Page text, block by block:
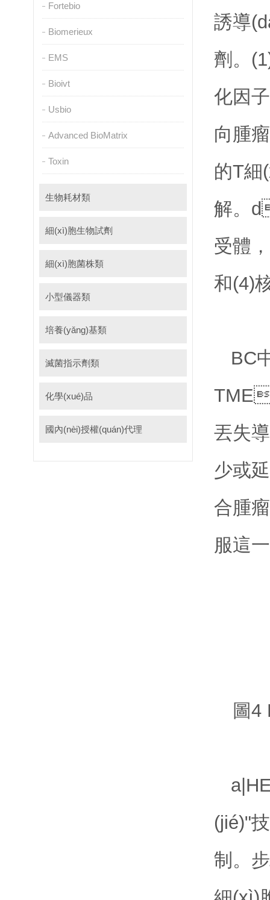
Fortebio
Biomerieux
EMS
Bioivt
Usbio
Advanced BioMatrix
Toxin
生物耗材類
細(xì)胞生物試劑
細(xì)胞菌株類
小型儀器類
培養(yǎng)基類
滅菌指示劑類
化學(xué)品
國內(nèi)授權(quán)代理
誘導
劑。
化因
向腫
的T細
解
受體
和(4)
BC
丟失
少或
合腫
服這
圖4
(jié)"
制